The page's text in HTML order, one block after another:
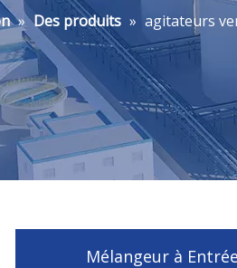
» Des produits » agitateurs
Mélangeur à